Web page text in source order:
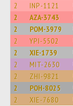
2 INP-1121
2 AZA-3743
2 POM-3979
2 YPI-5502
2 XIE-1739
2 MIT-2630
2 ZHI-9821
2 POH-8025
2 XIE-7680